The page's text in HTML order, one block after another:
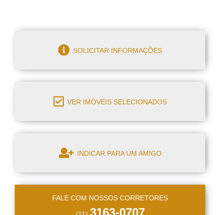
SOLICITAR INFORMAÇÕES
VER IMÓVEIS SELECIONADOS
INDICAR PARA UM AMIGO
FALE COM NOSSOS CORRETORES
3163-0707